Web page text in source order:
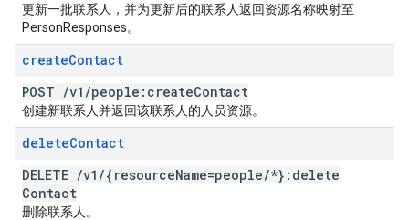
更新一批联系人，并为更新后的联系人返回资源名称映射至
PersonResponses。
createContact
POST /v1 /people:createContact
创建新联系人并返回该联系人的人员资源。
deleteContact
DELETE /v1 /{resourceName=people/*}:delete
Contact
删除联系人。